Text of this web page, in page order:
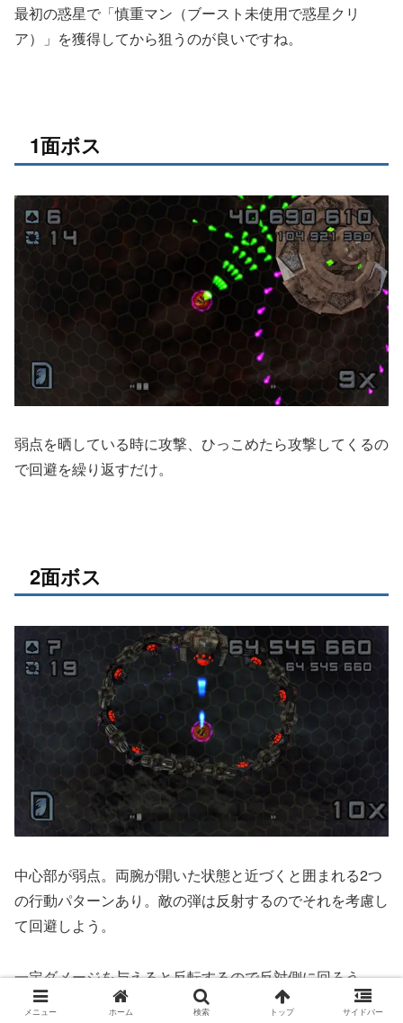
最初の惑星で「慎重マン（ブースト未使用で惑星クリ
ア）」を獲得してから狙うのが良いですね。
1面ボス
弱点を晒している時に攻撃、ひっこめたら攻撃してくるの
で回避を繰り返すだけ。
2面ボス
中心部が弱点。両腕が開いた状態と近づくと囲まれる2つ
の行動パターンあり。敵の弾は反射するのでそれを考慮し
て回避しよう。
一定ダメージを与えると反転するので反対側に回ろう。
メニュー ホーム 検索 トップ サイドバー